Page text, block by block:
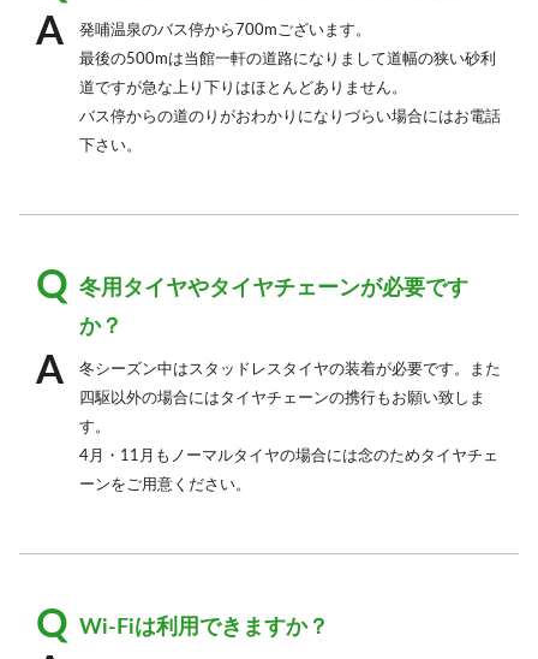
発哺温泉のバス停から700mございます。
最後の500mは当館一軒の道路になりまして道幅の狭い砂利
道ですが急な上り下りはほとんどありません。
バス停からの道のりがおわかりになりづらい場合にはお電話
下さい。
冬用タイヤやタイヤチェーンが必要です
か？
冬シーズン中はスタッドレスタイヤの装着が必要です。また
四駆以外の場合にはタイヤチェーンの携行もお願い致しま
す。
4月・11月もノーマルタイヤの場合には念のためタイヤチェ
ーンをご用意ください。
Wi-Fiは利用できますか？